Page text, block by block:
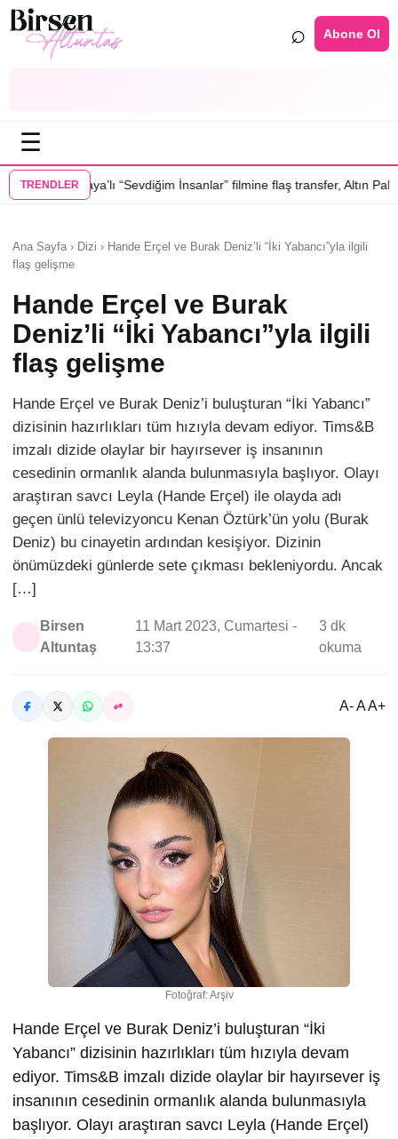
⌕ Abone Ol
☰
TRENDLER
“Sevdiğim İnsanlar” filmine flaş transfer, Altın Palmiye’li Vlad
Ana Sayfa › Dizi › Hande Erçel ve Burak Deniz’li “İki Yabancı”yla ilgili
flaş gelişme
Hande Erçel ve Burak
Deniz’li “İki Yabancı”yla ilgili
flaş gelişme
Hande Erçel ve Burak Deniz’i buluşturan “İki Yabancı”
dizisinin hazırlıkları tüm hızıyla devam ediyor. Tims&B
imzalı dizide olaylar bir hayırsever iş insanının
cesedinin ormanlık alanda bulunmasıyla başlıyor. Olayı
araştıran savcı Leyla (Hande Erçel) ile olayda adı
geçen ünlü televizyoncu Kenan Öztürk’ün yolu (Burak
Deniz) bu cinayetin ardından kesişiyor. Dizinin
önümüzdeki günlerde sete çıkması bekleniyordu. Ancak
[…]
Birsen
Altuntaş
11 Mart 2023, Cumartesi -
13:37
3 dk
okuma
A- A A+
Fotoğraf: Arşiv
Hande Erçel ve Burak Deniz’i buluşturan “İki
Yabancı” dizisinin hazırlıkları tüm hızıyla devam
ediyor. Tims&B imzalı dizide olaylar bir hayırsever iş
insanının cesedinin ormanlık alanda bulunmasıyla
başlıyor. Olayı araştıran savcı Leyla (Hande Erçel)